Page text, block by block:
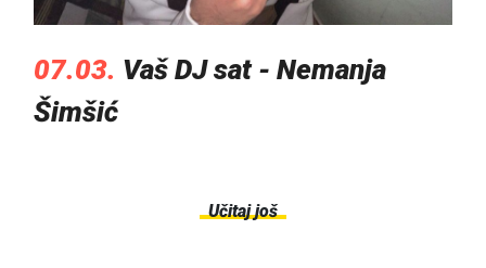
07.03. Vaš DJ sat - Nemanja
Šimšić
Učitaj još